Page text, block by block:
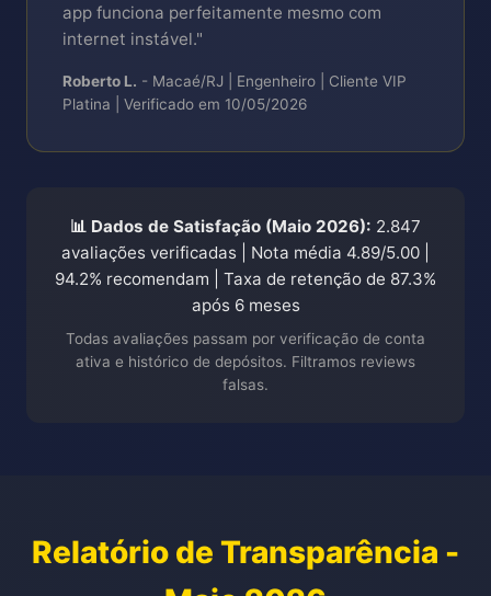
app funciona perfeitamente mesmo com
internet instável."
Roberto L. - Macaé/RJ | Engenheiro | Cliente VIP
Platina | Verificado em 10/05/2026
📊 Dados de Satisfação (Maio 2026): 2.847
avaliações verificadas | Nota média 4.89/5.00 |
94.2% recomendam | Taxa de retenção de 87.3%
após 6 meses
Todas avaliações passam por verificação de conta
ativa e histórico de depósitos. Filtramos reviews
falsas.
Relatório de Transparência -